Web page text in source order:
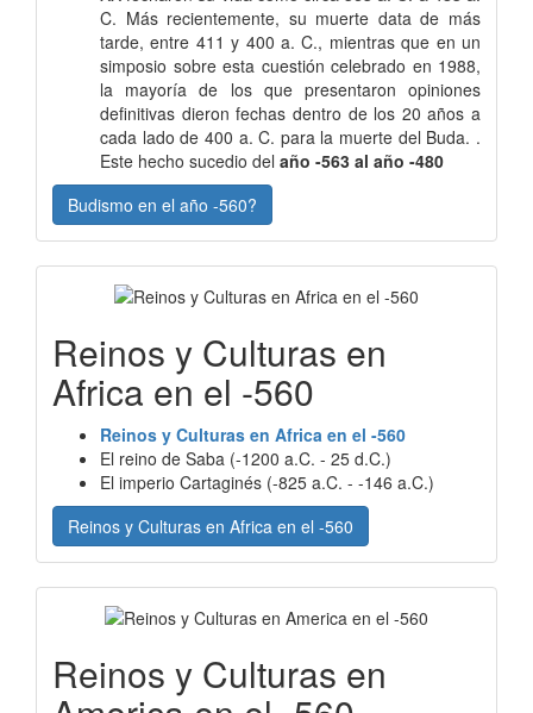
C. Más recientemente, su muerte data de más
tarde, entre 411 y 400 a. C., mientras que en un
simposio sobre esta cuestión celebrado en 1988,
la mayoría de los que presentaron opiniones
definitivas dieron fechas dentro de los 20 años a
cada lado de 400 a. C. para la muerte del Buda. .
Este hecho sucedio del año -563 al año -480
Budismo en el año -560?
Reinos y Culturas en
Africa en el -560
Reinos y Culturas en Africa en el -560
El reino de Saba (-1200 a.C. - 25 d.C.)
El imperio Cartaginés (-825 a.C. - -146 a.C.)
Reinos y Culturas en Africa en el -560
Reinos y Culturas en